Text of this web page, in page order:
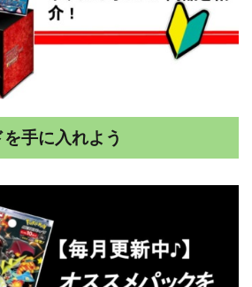
手に入れよう